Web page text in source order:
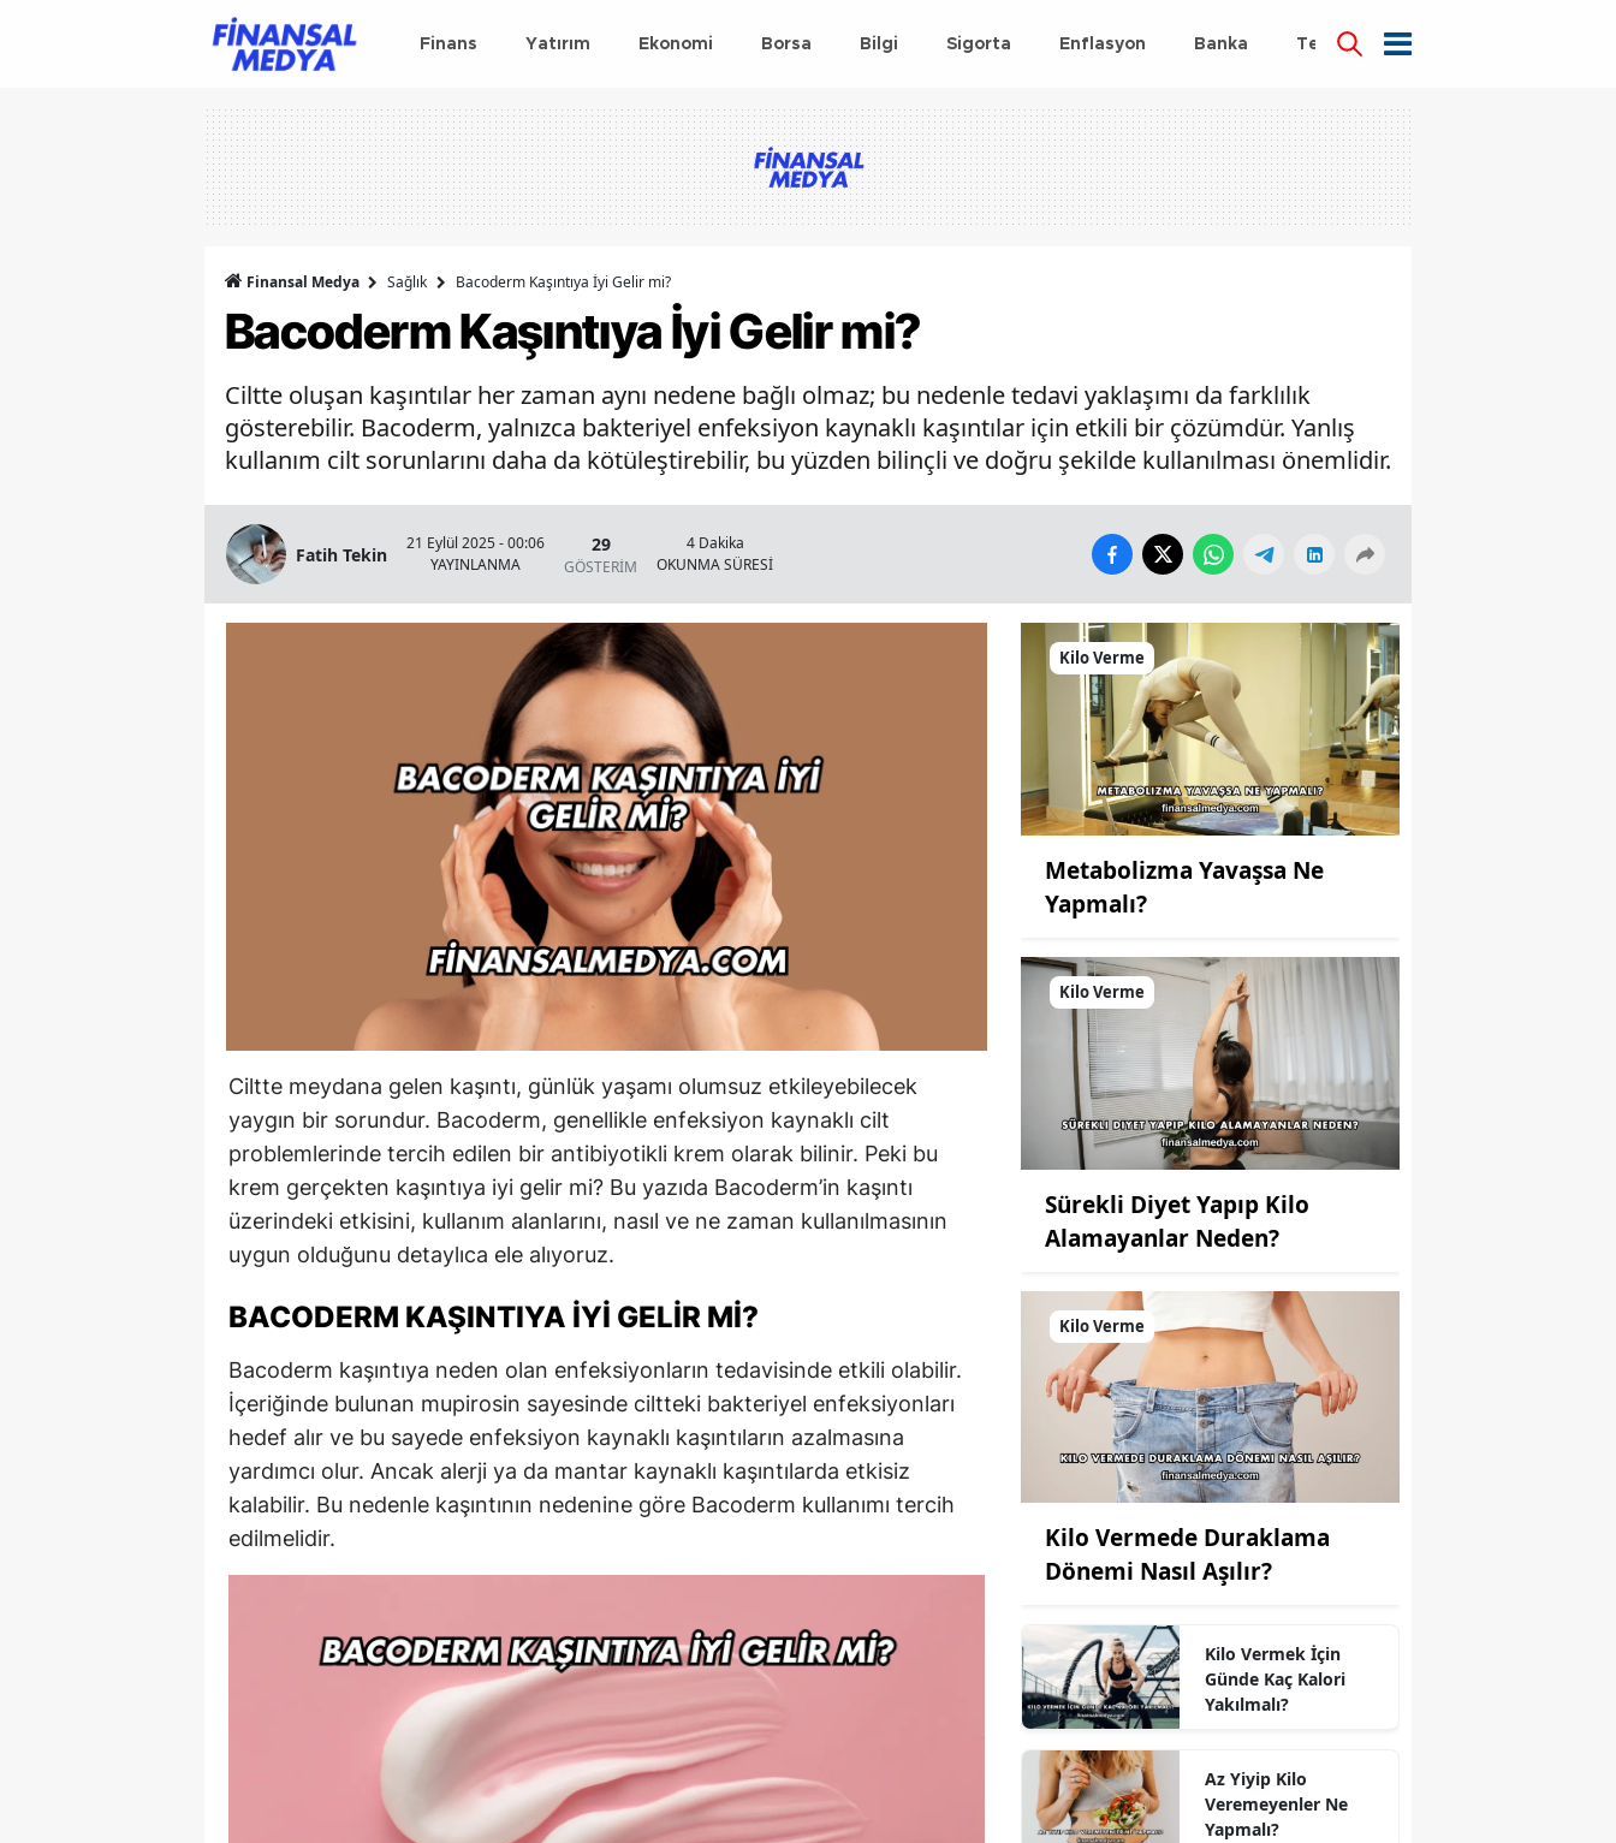
Finans Yatırım Ekonomi Borsa Bilgi Sigorta Enflasyon Banka Teknoloji
Finansal Medya Sağlık Bacoderm Kaşıntıya İyi Gelir mi?
Bacoderm Kaşıntıya İyi Gelir mi?
Ciltte oluşan kaşıntılar her zaman aynı nedene bağlı olmaz; bu nedenle tedavi yaklaşımı da farklılık
gösterebilir. Bacoderm, yalnızca bakteriyel enfeksiyon kaynaklı kaşıntılar için etkili bir çözümdür. Yanlış
kullanım cilt sorunlarını daha da kötüleştirebilir, bu yüzden bilinçli ve doğru şekilde kullanılması önemlidir.
Fatih Tekin
21 Eylül 2025 - 00:06
YAYINLANMA
29
GÖSTERİM
4 Dakika
OKUNMA SÜRESİ
Ciltte meydana gelen kaşıntı, günlük yaşamı olumsuz etkileyebilecek
yaygın bir sorundur. Bacoderm, genellikle enfeksiyon kaynaklı cilt
problemlerinde tercih edilen bir antibiyotikli krem olarak bilinir. Peki bu
krem gerçekten kaşıntıya iyi gelir mi? Bu yazıda Bacoderm’in kaşıntı
üzerindeki etkisini, kullanım alanlarını, nasıl ve ne zaman kullanılmasının
uygun olduğunu detaylıca ele alıyoruz.
BACODERM KAŞINTIYA İYI GELIR MI?
Bacoderm kaşıntıya neden olan enfeksiyonların tedavisinde etkili olabilir.
İçeriğinde bulunan mupirosin sayesinde ciltteki bakteriyel enfeksiyonları
hedef alır ve bu sayede enfeksiyon kaynaklı kaşıntıların azalmasına
yardımcı olur. Ancak alerji ya da mantar kaynaklı kaşıntılarda etkisiz
kalabilir. Bu nedenle kaşıntının nedenine göre Bacoderm kullanımı tercih
edilmelidir.
Kilo Verme
Metabolizma Yavaşsa Ne
Yapmalı?
Kilo Verme
Sürekli Diyet Yapıp Kilo
Alamayanlar Neden?
Kilo Verme
Kilo Vermede Duraklama
Dönemi Nasıl Aşılır?
Kilo Vermek İçin
Günde Kaç Kalori
Yakılmalı?
Az Yiyip Kilo
Veremeyenler Ne
Yapmalı?